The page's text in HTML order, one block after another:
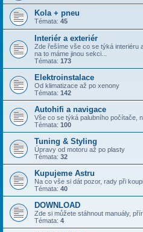
Kola + pneu
Témata: 45
Interiér a exteriér
Zde řešíme vše co se týká interiéru
na to máme jinou sekci...
Témata: 173
Elektroinstalace
Od klimatizace až po xenony
Témata: 142
Autohifi a navigace
Vše co se týká palubního počítače,
Témata: 100
Tuning & Styling
Úpravy od motoru až po plasty
Témata: 32
Kupujeme Astru
Na co vše si dát pozor, rady při
Témata: 40
DOWNLOAD
Zde si můžete stáhnout manuály,
Témata: 4